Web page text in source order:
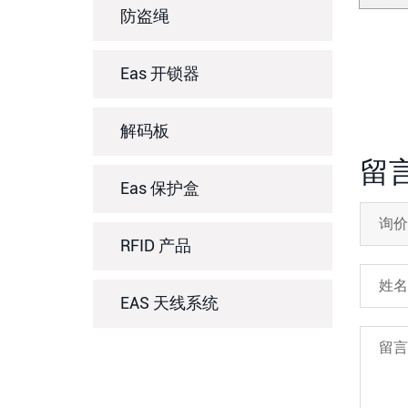
防盗绳
Eas 开锁器
解码板
Eas 保护盒
RFID 产品
EAS 天线系统
留